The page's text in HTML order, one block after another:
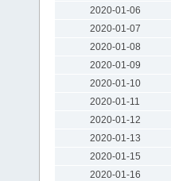
2020-01-06
2020-01-07
2020-01-08
2020-01-09
2020-01-10
2020-01-11
2020-01-12
2020-01-13
2020-01-15
2020-01-16